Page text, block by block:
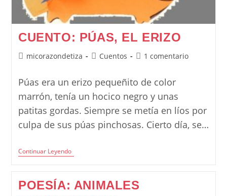
CUENTO: PÚAS, EL ERIZO
Autor
la
entrada:
micorazondetiza
Categoría
entrada:
Cuentos
Comentarios
entrada:
1 comentario
Púas era un erizo pequeñito de color
marrón, tenía un hocico negro y unas
patitas gordas. Siempre se metía en líos por
culpa de sus púas pinchosas. Cierto día, se…
Continuar LeyendoCuento:
Púas,
POESÍA: ANIMALES